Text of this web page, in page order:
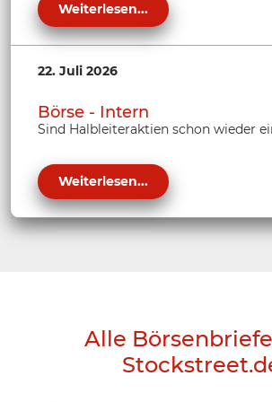
Weiterlesen...
22. Juli 2026
Börse - Intern
Sind Halbleiteraktien schon wieder
Weiterlesen...
Alle